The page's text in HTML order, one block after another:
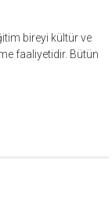
bireyi kültür ve
faaliyetidir. Bütün